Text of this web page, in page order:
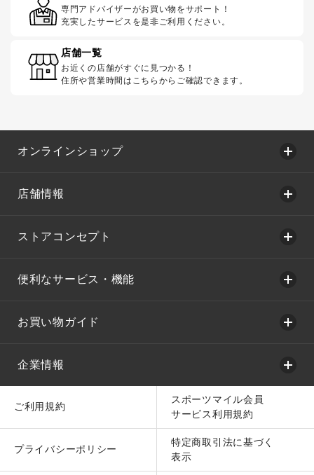
専門アドバイザーがお買い物をサポート！
充実したサービスを是非ご利用ください。
店舗一覧
お近くの店舗がすぐに見つかる！
住所や営業時間はこちらからご確認できます。
オンラインショップ
店舗情報
ストアコンセプト
便利なサービス・機能
お買い物ガイド
企業情報
ご利用規約
スポーツマイル会員
サービス利用規約
プライバシーポリシー
特定商取引法に基づく
表示